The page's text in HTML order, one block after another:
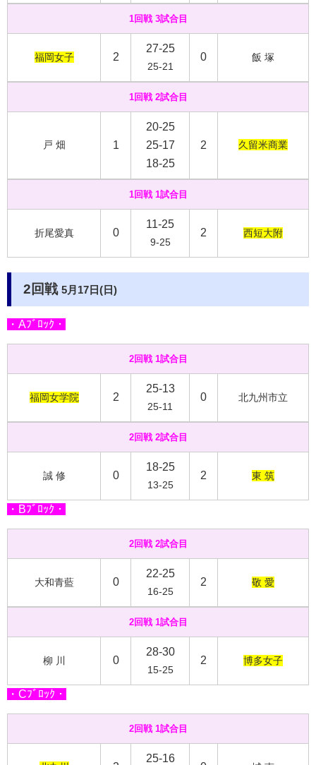
1回戦 3試合目
福岡女子 2
27-25
25-21
0 飯 塚
1回戦 2試合目
戸 畑 1
20-25
25-17
18-25
2 久留米商業
1回戦 1試合目
折尾愛真 0
11-25
9-25
2 西短大附
2回戦 5月17日(日)
・Aﾌﾞﾛｯｸ・
2回戦 1試合目
福岡女学院 2
25-13
25-11
0 北九州市立
2回戦 2試合目
誠 修 0
18-25
13-25
2 東 筑
・Bﾌﾞﾛｯｸ・
2回戦 2試合目
大和青藍 0
22-25
16-25
2 敬 愛
2回戦 1試合目
柳 川 0
28-30
15-25
2 博多女子
・Cﾌﾞﾛｯｸ・
2回戦 1試合目
25-16